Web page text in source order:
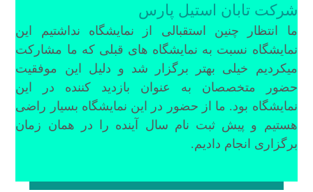
شرکت تابان استیل پارس
ما انتظار چنین استقبالی از نمایشگاه نداشتیم این
نمایشگاه نسبت به نمایشگاه های قبلی که ما مشارکت
میکردیم خیلی بهتر برگزار شد و دلیل این موفقیت
حضور متخصصان به عنوان بازدید کننده در این
نمایشگاه بود. ما از حضور در این نمایشگاه بسیار راضی
هستیم و پیش ثبت نام سال آینده را در همان زمان
برگزاری انجام دادیم.